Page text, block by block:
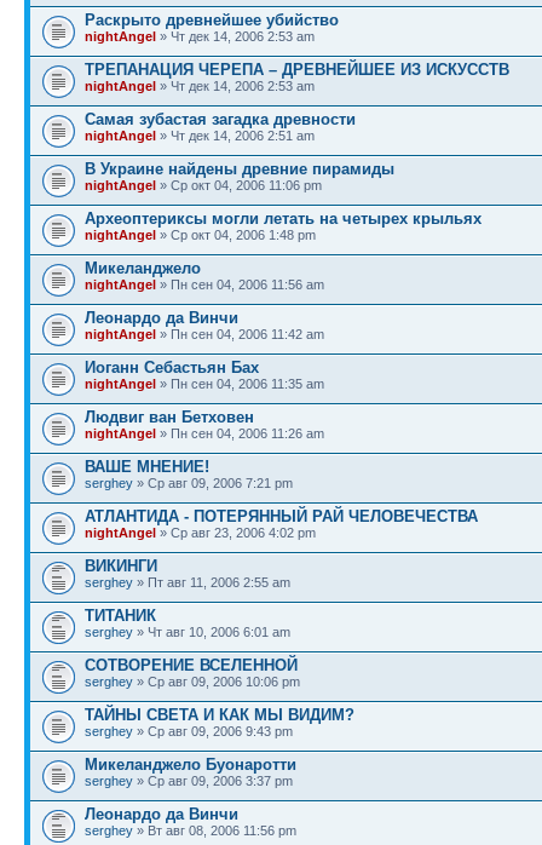
Раскрыто древнейшее убийство
nightAngel » Чт дек 14, 2006 2:53 am
ТРЕПАНАЦИЯ ЧЕРЕПА – ДРЕВНЕЙШЕЕ ИЗ ИСКУССТВ
nightAngel » Чт дек 14, 2006 2:53 am
Самая зубастая загадка древности
nightAngel » Чт дек 14, 2006 2:51 am
В Украине найдены древние пирамиды
nightAngel » Ср окт 04, 2006 11:06 pm
Археоптериксы могли летать на четырех крыльях
nightAngel » Ср окт 04, 2006 1:48 pm
Микеланджело
nightAngel » Пн сен 04, 2006 11:56 am
Леонардо да Винчи
nightAngel » Пн сен 04, 2006 11:42 am
Иоганн Себастьян Бах
nightAngel » Пн сен 04, 2006 11:35 am
Людвиг ван Бетховен
nightAngel » Пн сен 04, 2006 11:26 am
ВАШЕ МНЕНИЕ!
serghey » Ср авг 09, 2006 7:21 pm
АТЛАНТИДА - ПОТЕРЯННЫЙ РАЙ ЧЕЛОВЕЧЕСТВА
nightAngel » Ср авг 23, 2006 4:02 pm
ВИКИНГИ
serghey » Пт авг 11, 2006 2:55 am
ТИТАНИК
serghey » Чт авг 10, 2006 6:01 am
СОТВОРЕНИЕ ВСЕЛЕННОЙ
serghey » Ср авг 09, 2006 10:06 pm
ТАЙНЫ СВЕТА И КАК МЫ ВИДИМ?
serghey » Ср авг 09, 2006 9:43 pm
Микеланджело Буонаротти
serghey » Ср авг 09, 2006 3:37 pm
Леонардо да Винчи
serghey » Вт авг 08, 2006 11:56 pm